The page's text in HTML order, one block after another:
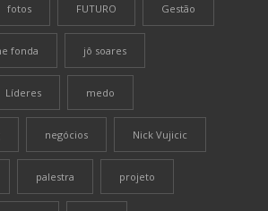
fotos FUTURO Gestão
fonda jô soares
Líderes medo
negócios Nick Vujicic
palestra projeto